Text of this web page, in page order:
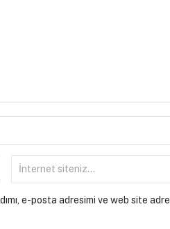
e-posta adresimi ve web site